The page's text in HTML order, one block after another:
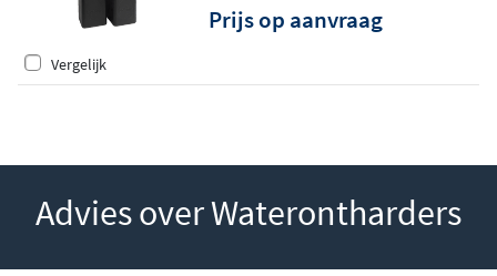
Prijs op aanvraag
Vergelijk
Advies over Waterontharders